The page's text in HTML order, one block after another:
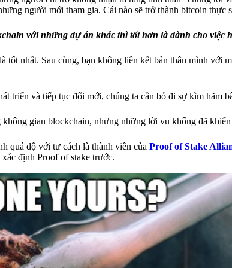
người mới tham gia. Cái nào sẽ trở thành bitcoin thực
với những dự án khác thì tốt hơn là dành cho việc
tốt nhất. Sau cùng, bạn không liên kết bản thân mình với
triển và tiếp tục đổi mới, chúng ta cần bỏ đi sự kìm hãm
gian blockchain, nhưng những lời vu khống đã
quá độ với tư cách là thành viên của Proof of Stake
định Proof of stake trước.